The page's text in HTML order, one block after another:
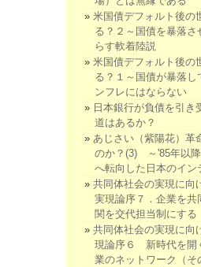
米国債デフォルト後の
る？２～国債を暴落
らす軟着陸説
米国債デフォルト後の
る？１～国債が暴落し
ンフレにはならない
日本銀行が負債を引き
道はあるか？
あじさい（紫陽花）革
のか？(3) ～'85年以
へ転向した日本のイン
共同体社会の実現に
実現論序７．企業を共
関を交代担当制にする
共同体社会の実現に
現論序６ 新時代を開
業のネットワーク（そ